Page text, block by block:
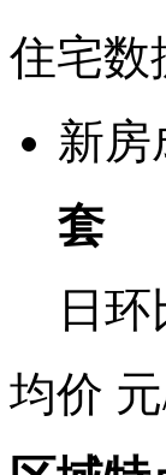
住宅数
新房
套
日环
均价